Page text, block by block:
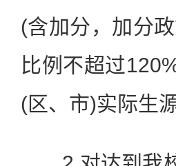
(含加分，加分
比例不超过
(区、市)实际生